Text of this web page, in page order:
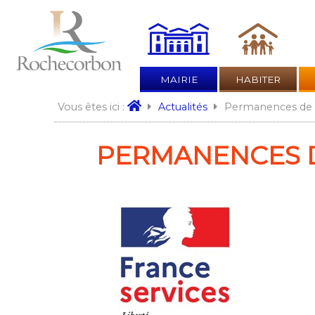
MAIRIE HABITER
Vous êtes ici : Actualités Permanences de
PERMANENCES